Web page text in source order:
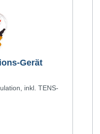
Gerät
inkl. TENS-